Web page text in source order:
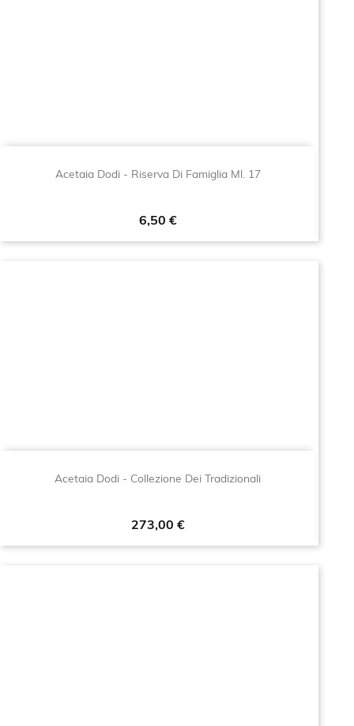
Acetaia Dodi - Riserva Di Famiglia Ml. 17
Prezzo
6,50 €
Acetaia Dodi - Collezione Dei Tradizionali
Prezzo
273,00 €